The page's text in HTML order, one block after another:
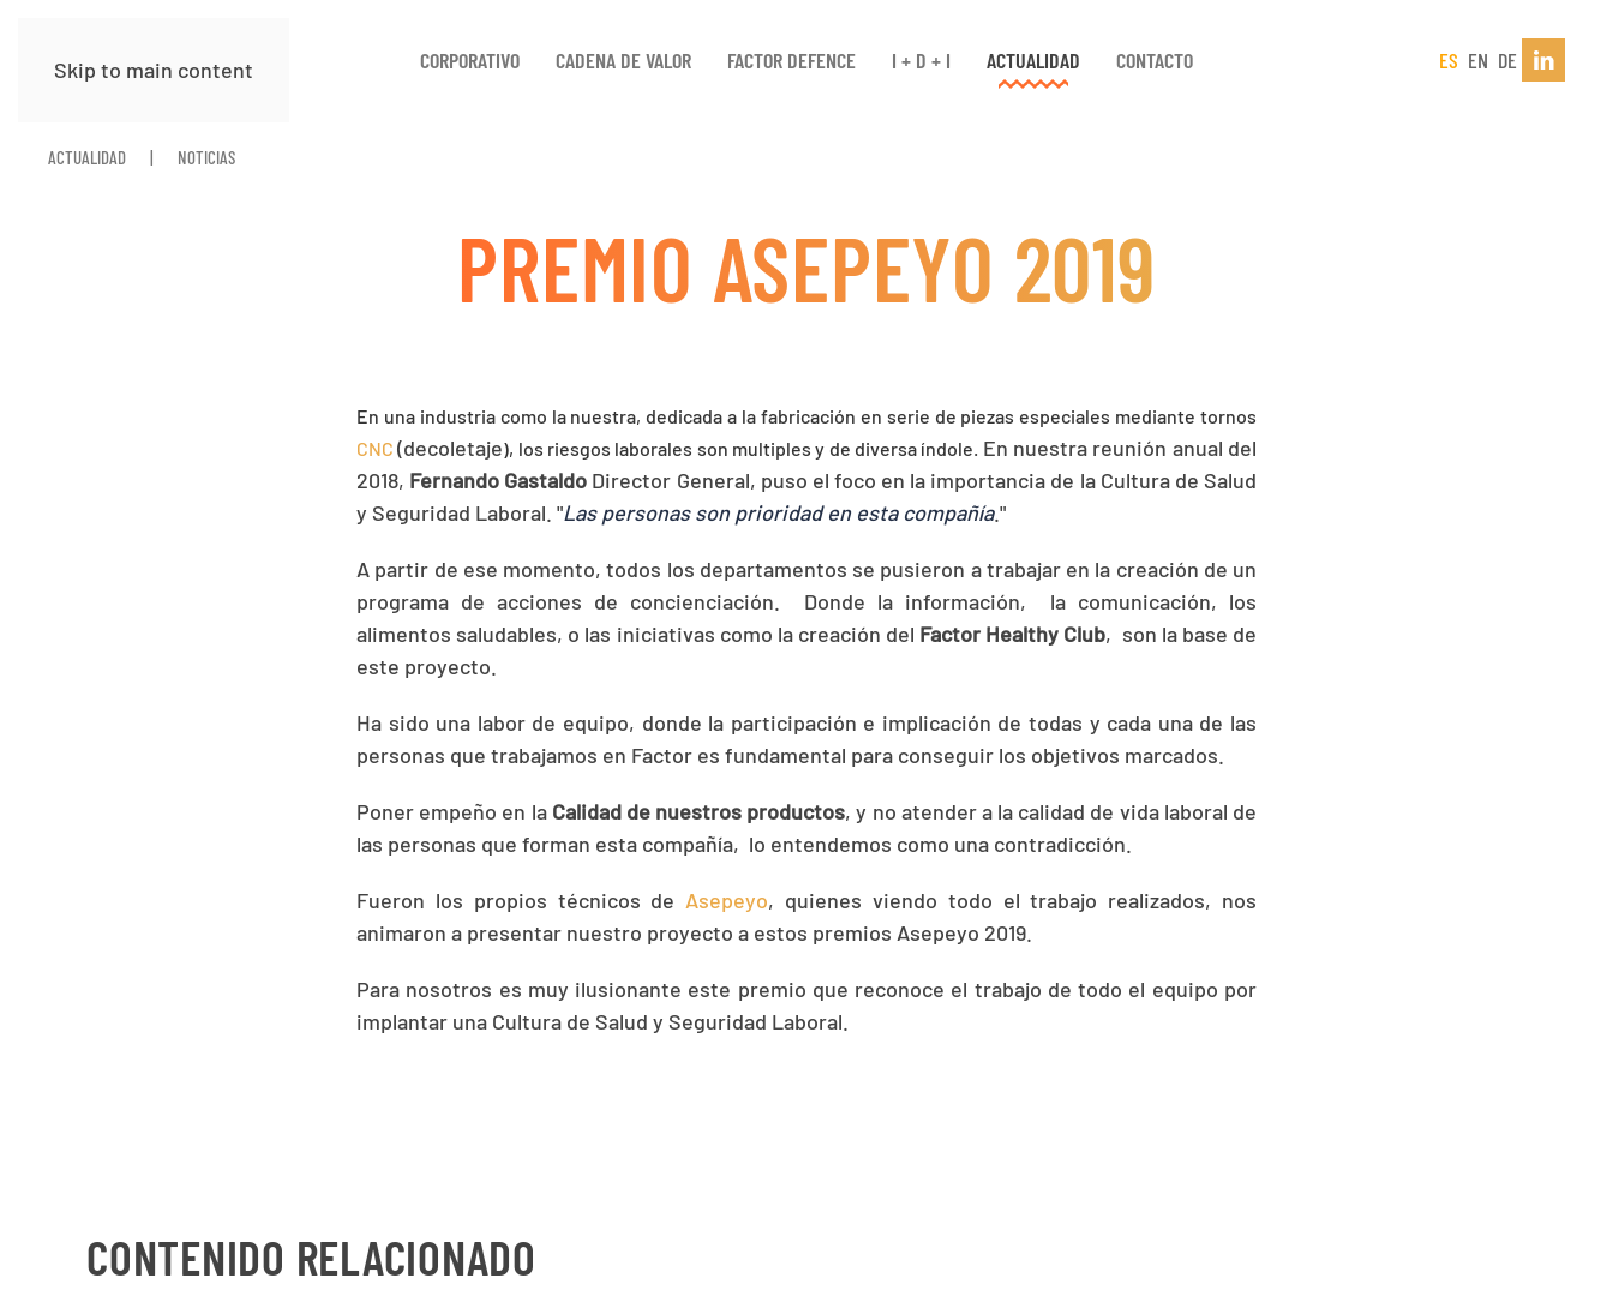
Skip to main content CORPORATIVO CADENA DE VALOR FACTOR DEFENCE I + D + I ACTUALIDAD CONTACTO ES EN DE
ACTUALIDAD NOTICIAS
PREMIO ASEPEYO 2019
En una industria como la nuestra, dedicada a la fabricación en serie de piezas especiales mediante tornos
CNC(decoletaje), los riesgos laborales son multiples y de diversa índole. En nuestra reunión anual del
2018, Fernando Gastaldo Director General, puso el foco en la importancia de la Cultura de Salud
y Seguridad Laboral. "Las personas son prioridad en esta compañía."
A partir de ese momento, todos los departamentos se pusieron a trabajar en la creación de un
programa de acciones de concienciación. Donde la información, la comunicación, los
alimentos saludables, o las iniciativas como la creación del Factor Healthy Club, son la base de
este proyecto.
Ha sido una labor de equipo, donde la participación e implicación de todas y cada una de las
personas que trabajamos en Factor es fundamental para conseguir los objetivos marcados.
Poner empeño en la Calidad de nuestros productos, y no atender a la calidad de vida laboral de
las personas que forman esta compañía, lo entendemos como una contradicción.
Fueron los propios técnicos de Asepeyo, quienes viendo todo el trabajo realizados, nos
animaron a presentar nuestro proyecto a estos premios Asepeyo 2019.
Para nosotros es muy ilusionante este premio que reconoce el trabajo de todo el equipo por
implantar una Cultura de Salud y Seguridad Laboral.
CONTENIDO RELACIONADO